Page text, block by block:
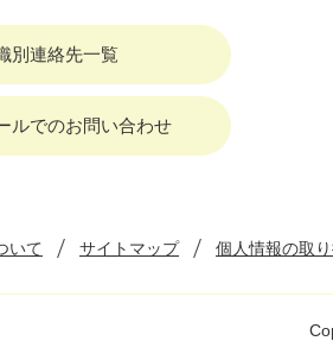
別連絡先一覧
ルでのお問い合わせ
いて サイトマップ 個人情報の取